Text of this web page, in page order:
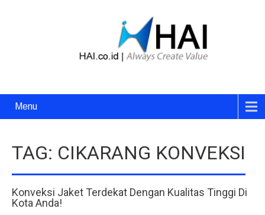
Menu
TAG: CIKARANG KONVEKSI
Konveksi Jaket Terdekat Dengan Kualitas Tinggi Di
Kota Anda!